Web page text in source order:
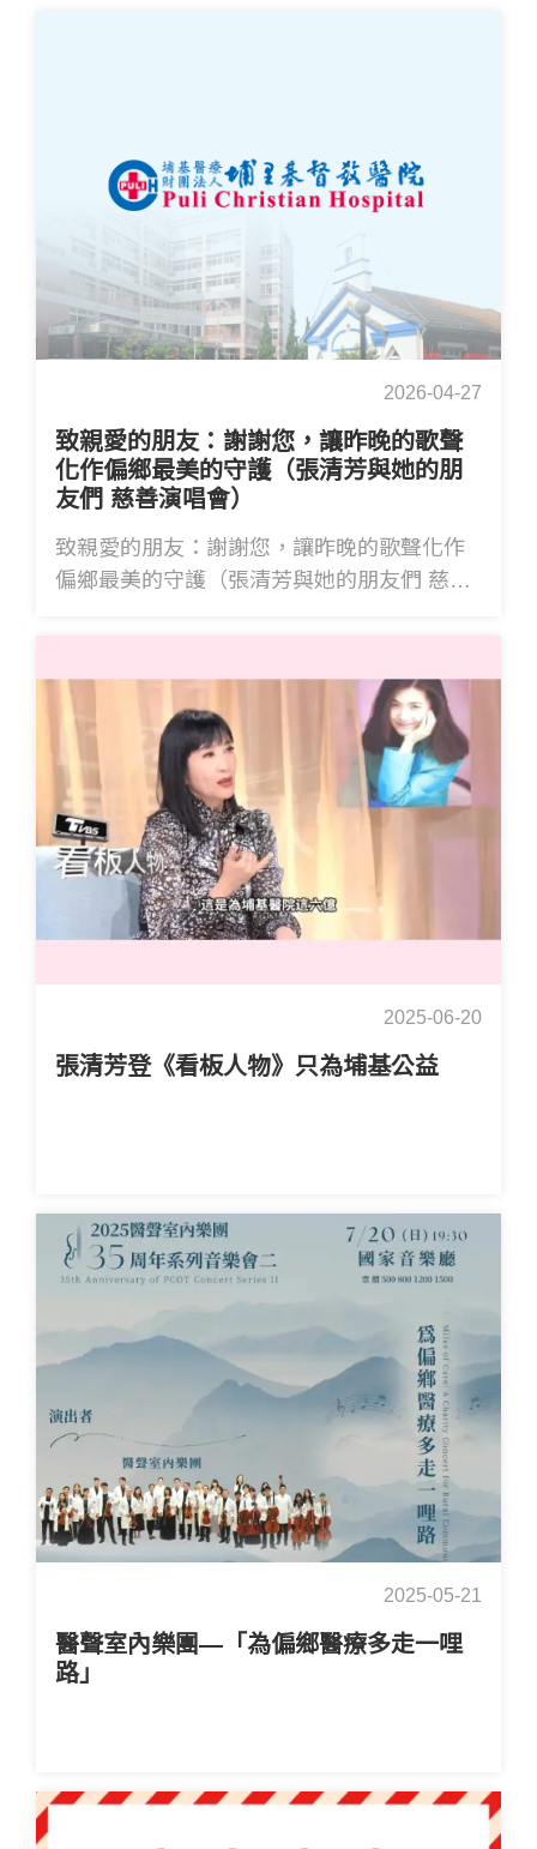
2026-04-27
致親愛的朋友：謝謝您，讓昨晚的歌聲
化作偏鄉最美的守護（張清芳與她的朋
友們 慈善演唱會）
致親愛的朋友：謝謝您，讓昨晚的歌聲化作
偏鄉最美的守護（張清芳與她的朋友們 慈善
2025-06-20
張清芳登《看板人物》只為埔基公益
2025-05-21
醫聲室內樂團—「為偏鄉醫療多走一哩
路」